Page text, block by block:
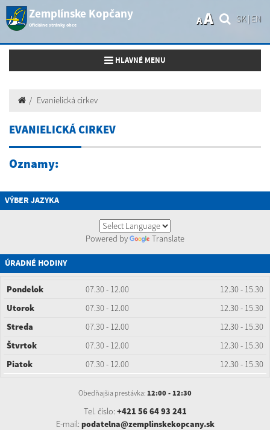
Zemplínske Kopčany
Oficiálne stránky obce
SK| EN
AA
Toggle navigation
HLAVNÉ MENU
Evanielická cirkev
EVANIELICKÁ CIRKEV
Oznamy:
VÝBER JAZYKA
Powered by Translate
ÚRADNÉ HODINY
Pondelok 07.30 - 12.00
12.30 - 15.30
Utorok
07.30 - 12.00
12.30 - 15.30
Streda
07.30 - 12.00
12.30 - 15.30
Štvrtok
07.30 - 12.00
12.30 - 15.30
Piatok
07.30 - 12.00 12.30 - 15.30
Obedňajšia prestávka: 12:00 - 12:30
Tel. číslo: +421 56 64 93 241
E-mail: podatelna@zemplinskekopcany.sk